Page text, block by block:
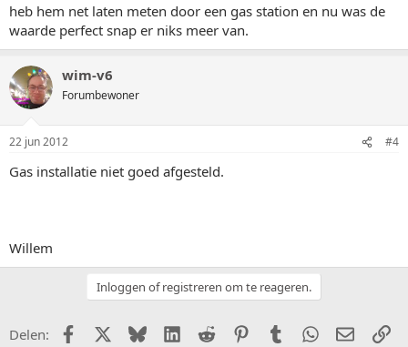
heb hem net laten meten door een gas station en nu was de
waarde perfect snap er niks meer van.
wim-v6
Forumbewoner
22 jun 2012 #4
Gas installatie niet goed afgesteld.
Willem
Inloggen of registreren om te reageren.
Delen: FacebookX (Twitter)
BlueskyLinkedIn
Reddit PinterestTumblr WhatsApp
E-mail